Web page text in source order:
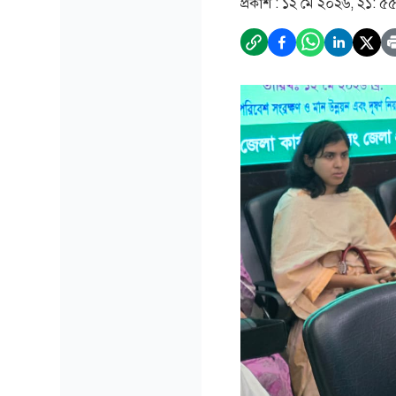
প্রকাশ : ১২ মে ২০২৬, ২১: ৫৫